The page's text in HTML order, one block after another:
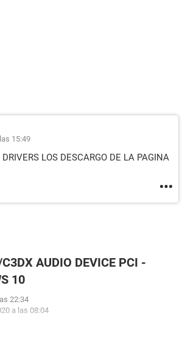
15:49
LOS DESCARGO DE LA PAGINA
AUDIO DEVICE PCI -
10
22:34
a las 08:04